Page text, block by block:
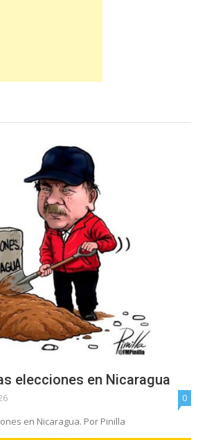
elecciones en Nicaragua
0
en Nicaragua. Por Pinilla